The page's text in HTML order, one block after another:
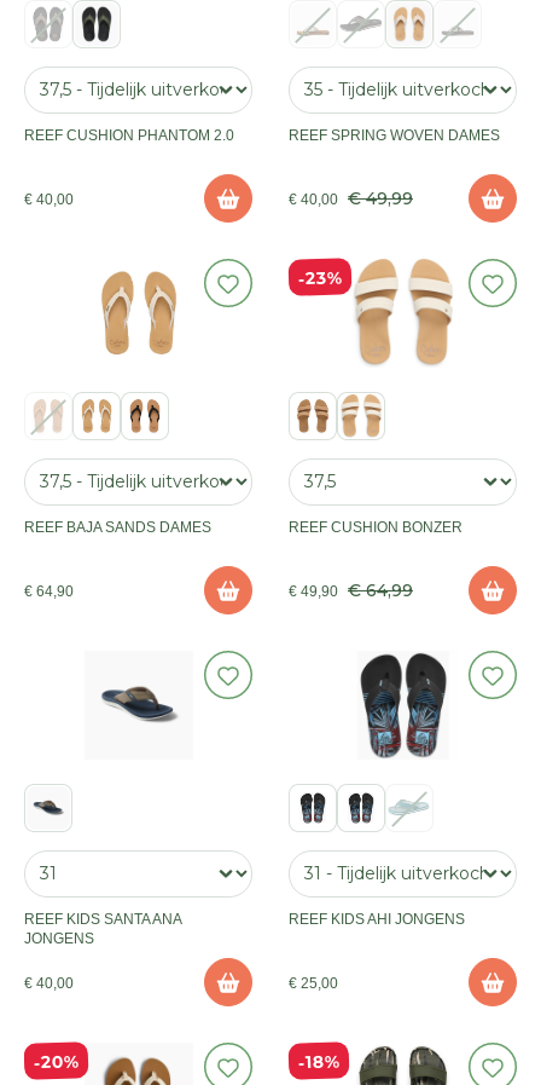
REEF CUSHION PHANTOM 2.0
€ 40,00
REEF SPRING WOVEN DAMES
€ 40,00 € 49,99
REEF BAJA SANDS DAMES
€ 64,90
23%
REEF CUSHION BONZER
€ 49,90 € 64,99
REEF KIDS SANTA ANA
JONGENS
€ 40,00
REEF KIDS AHI JONGENS
€ 25,00
20% 18%